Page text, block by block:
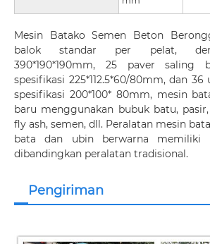
Mesin Batako Semen Beton
balok standar per pelat,
390*190*190mm, 25 paver saling
spesifikasi 225*112.5*60/80mm, dan
spesifikasi 200*100* 80mm, mesin
baru menggunakan bubuk batu,
fly ash, semen, dll. Peralatan mesin
bata dan ubin berwarna memiliki
dibandingkan peralatan tradisional.
Pengiriman